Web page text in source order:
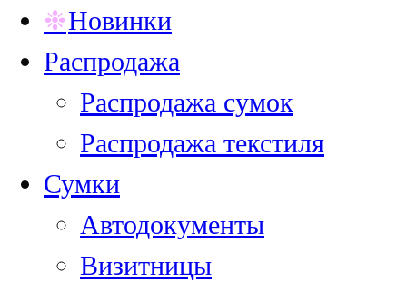
Новинки
Распродажа
Распродажа сумок
Распродажа текстиля
Сумки
Автодокументы
Визитницы